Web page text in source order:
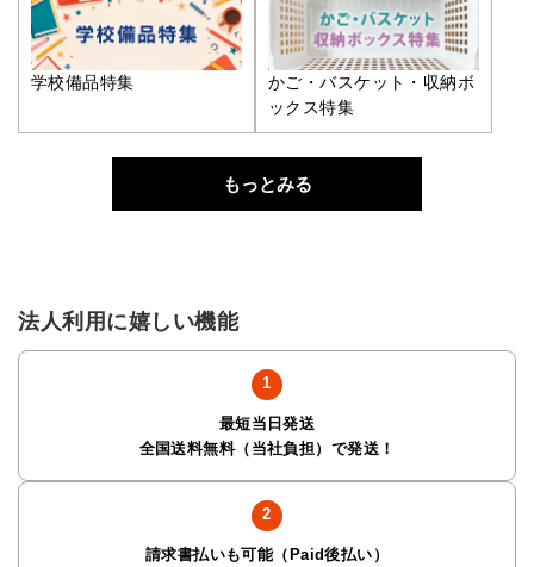
学校備品特集
かご・バスケット・収納ボ
ックス特集
もっとみる
法人利用に嬉しい機能
最短当日発送
全国送料無料（当社負担）で発送！
請求書払いも可能（Paid後払い）